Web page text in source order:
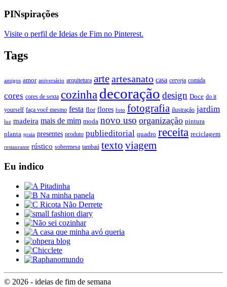
PINspirações
Visite o perfil de Ideias de Fim no Pinterest.
Tags
amigos amor aniversário arquitetura arteartesanato casa cerveja comida
cores cores de sexta cozinha decoração design Doce do it
yourself faça você mesmo festa flor flores foto fotografia ilustração jardim
luz madeira mais de mim moda novo uso organização pintura
planta praia presentes produto publieditorial quadro receita reciclagem
restaurante rústico sobremesa tambaú texto viagem
Eu indico
© 2026 - ideias de fim de semana